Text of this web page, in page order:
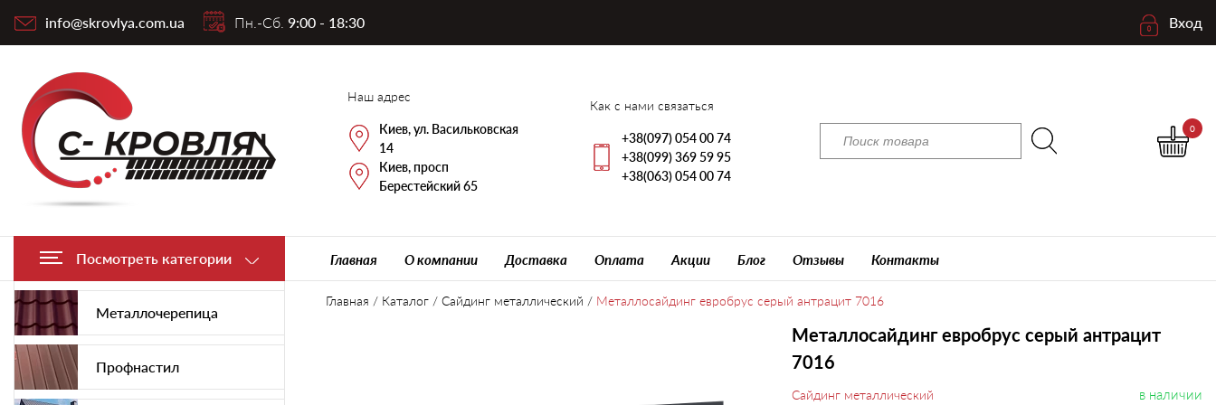
info@skrovlya.com.ua Пн.-Сб. 9:00 - 18:30 Вход
Наш адрес
Киев, ул. Васильковская
14
Киев, просп
Берестейский 65
Как с нами связаться
+38(097) 054 00 74
+38(099) 369 59 95
+38(063) 054 00 74
0
Посмотреть категории Главная О компании Доставка Оплата Акции Блог Отзывы Контакты
Металлочерепица
Профнастил
Главная / Каталог / Сайдинг металлический / Металлосайдинг евробрус серый антрацит 7016
Металлосайдинг евробрус серый антрацит
7016
Сайдинг металлический в наличии